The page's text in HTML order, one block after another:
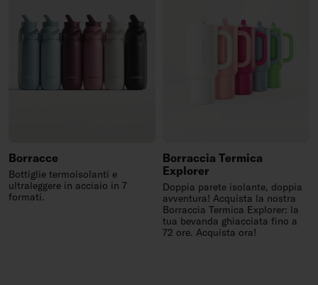
Borracce
Bottiglie termoisolanti e
ultraleggere in acciaio in 7
formati.
Borraccia Termica
Explorer
Doppia parete isolante, doppia
avventura! Acquista la nostra
Borraccia Termica Explorer: la
tua bevanda ghiacciata fino a
72 ore. Acquista ora!